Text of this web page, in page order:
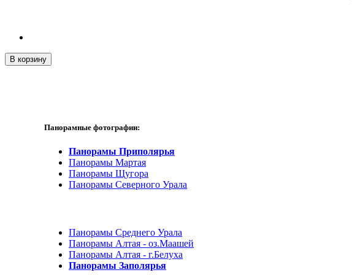
В корзину
Панорамные фотографии:
Панорамы Приполярья
Панорамы Мартая
Панорамы Щугора
Панорамы Северного Урала
Панорамы Среднего Урала
Панорамы Алтая - оз.Маашей
Панорамы Алтая - г.Белуха
Панорамы Заполярья